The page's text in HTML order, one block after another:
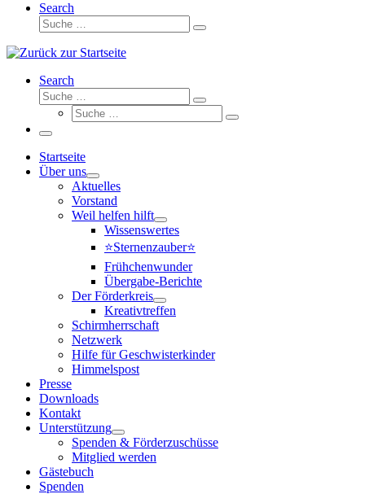
Search
Suche
Suche
Search
Suche
Suche
Suche
Suche
Menü
Startseite
Über uns
Aktuelles
Vorstand
Weil helfen hilft
Wissenswertes
⭐Sternenzauber⭐
Frühchenwunder
Übergabe-Berichte
Der Förderkreis
Kreativtreffen
Schirmherrschaft
Netzwerk
Hilfe für Geschwisterkinder
Himmelspost
Presse
Downloads
Kontakt
Unterstützung
Spenden & Förderzuschüsse
Mitglied werden
Gästebuch
Spenden